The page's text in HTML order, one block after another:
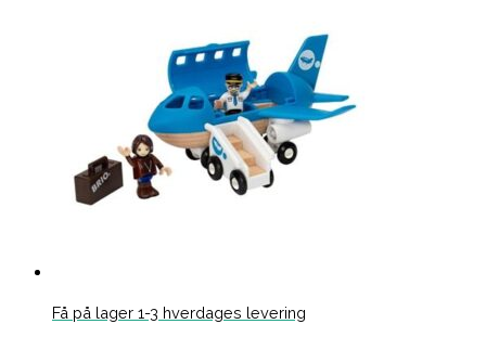
Få på lager 1-3 hverdages levering